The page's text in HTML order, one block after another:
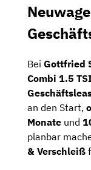
Bei Gottfried
Combi 1.5
an den Start,
Monate und
planbar
& Verschleiß